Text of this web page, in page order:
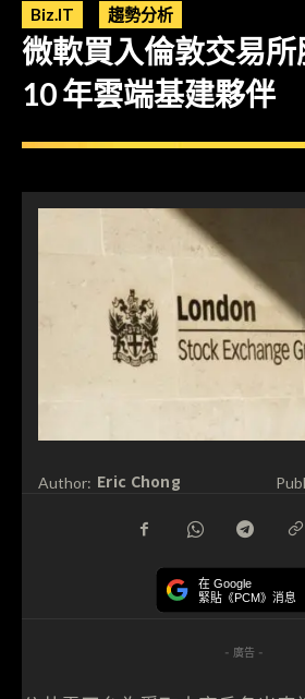
Biz.IT 趨勢分析
微軟買入倫敦交易
10 年雲端基建夥伴
Author: Eric Chong
在 Google
緊貼《PCM》消息
- 廣告 -